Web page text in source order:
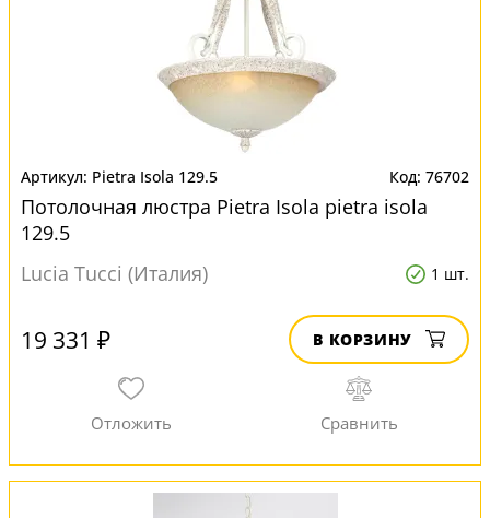
Pietra Isola 129.5 76702
Потолочная люстра Pietra Isola pietra isola
129.5
Lucia Tucci (Италия)
1 шт.
19 331 ₽ В КОРЗИНУ